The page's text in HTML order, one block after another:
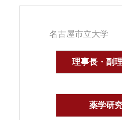
名古屋市立大学
理事長・副
薬学研